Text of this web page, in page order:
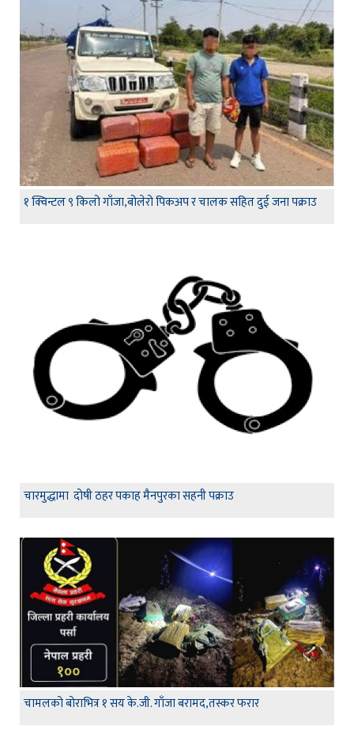
१ क्विन्टल ९ किलो गाँजा,बोलेरो पिकअप र चालक सहित दुई जना पक्राउ
चारमुद्धामा दोषी ठहर पकाह मैनपुरका सहनी पक्राउ
चामलको बोराभित्र १ सय के.जी. गाँजा बरामद,तस्कर फरार